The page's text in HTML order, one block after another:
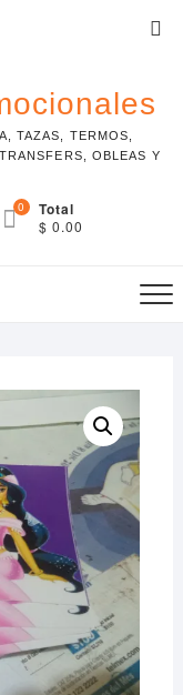
TAZAS, TERMOS,
OBLEAS Y
0 Total
$ 0.00